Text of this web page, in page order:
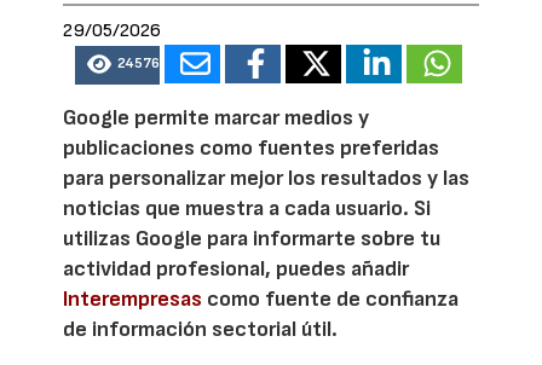
29/05/2026
24576
Google permite marcar medios y
publicaciones como fuentes preferidas
para personalizar mejor los resultados y las
noticias que muestra a cada usuario. Si
utilizas Google para informarte sobre tu
actividad profesional, puedes añadir
Interempresas como fuente de confianza
de información sectorial útil.